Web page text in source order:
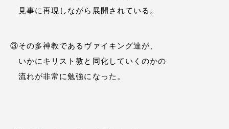
見事に再現しながら展開されている。
③その多神教であるヴァイキング達が、
いかにキリスト教と同化していくのかの
流れが非常に勉強になった。